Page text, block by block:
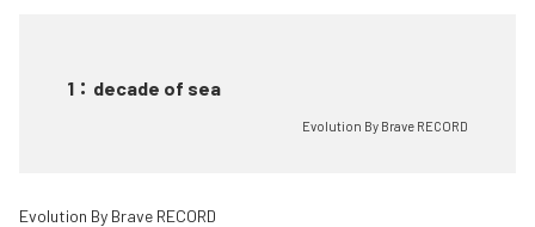
1 ： decade of sea
Evolution By Brave RECORD
Evolution By Brave RECORD